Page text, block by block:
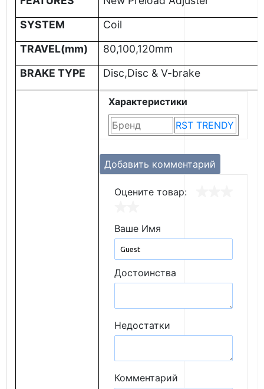
SYSTEM
Coil
TRAVEL(mm)
80,100,120mm
BRAKE TYPE
Disc,Disc & V-brake
Характеристики
Бренд
RST TRENDY
Добавить комментарий
Оцените товар:
Ваше Имя
Достоинства
Недостатки
Комментарий